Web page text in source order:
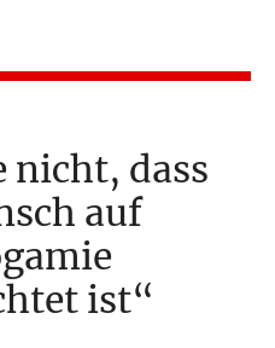
nicht, dass
auf
ist